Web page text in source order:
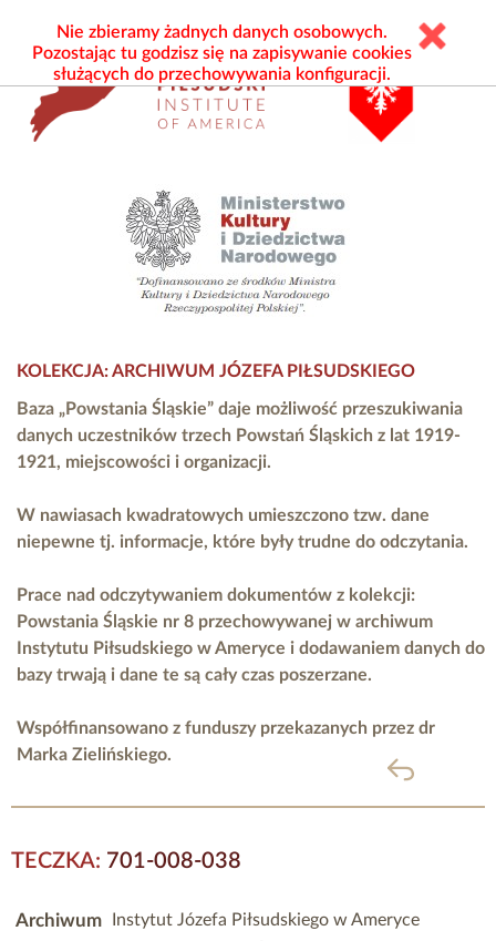
KOLEKCJA: ARCHIWUM JÓZEFA PIŁSUDSKIEGO
Baza „Powstania Śląskie” daje możliwość przeszukiwania
danych uczestników trzech Powstań Śląskich z lat 1919-
1921, miejscowości i organizacji.
W nawiasach kwadratowych umieszczono tzw. dane
niepewne tj. informacje, które były trudne do odczytania.
Prace nad odczytywaniem dokumentów z kolekcji:
Powstania Śląskie nr 8 przechowywanej w archiwum
Instytutu Piłsudskiego w Ameryce i dodawaniem danych do
bazy trwają i dane te są cały czas poszerzane.
Współfinansowano z funduszy przekazanych przez dr
Marka Zielińskiego.
powrót
TECZKA: 701-008-038
Archiwum Instytut Józefa Piłsudskiego w Ameryce
Nie zbieramy żadnych danych osobowych.
Pozostając tu godzisz się na zapisywanie cookies
służących do przechowywania konfiguracji.